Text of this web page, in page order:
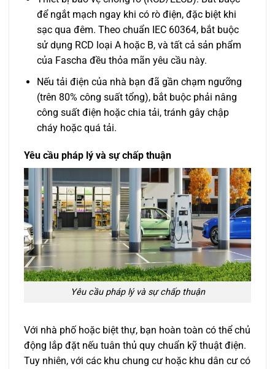
để ngắt mạch ngay khi có rò điện, đặc biệt khi
sạc qua đêm. Theo chuẩn IEC 60364, bắt buộc
sử dụng RCD loại A hoặc B, và tất cả sản phẩm
của Fascha đều thỏa mãn yêu cầu này.
Nếu tải điện của nhà bạn đã gần chạm ngưỡng
(trên 80% công suất tổng), bắt buộc phải nâng
công suất điện hoặc chia tải, tránh gây chập
cháy hoặc quá tải.
Yêu cầu pháp lý và sự chấp thuận
Yêu cầu pháp lý và sự chấp thuận
Với nhà phố hoặc biệt thự, bạn hoàn toàn có thể chủ
động lắp đặt nếu tuân thủ quy chuẩn kỹ thuật điện.
Tuy nhiên, với các khu chung cư hoặc khu dân cư có